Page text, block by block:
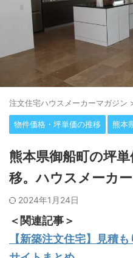
注⽂住宅ハウスメーカーマガジン
物件価格・坪単価の推移 熊本
熊本県御船町の坪
移。ハウスメーカ
2024年1月24日
＜関連記事＞
【新築注文住宅】見積